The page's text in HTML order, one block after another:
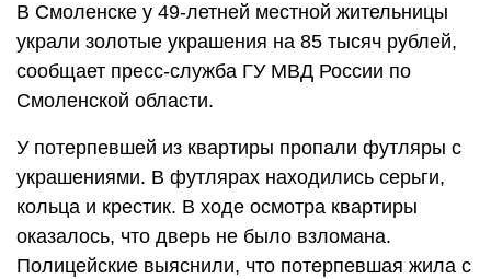
В Смоленске у 49-летней местной жительницы
украли золотые украшения на 85 тысяч рублей,
сообщает пресс-служба ГУ МВД России по
Смоленской области.
У потерпевшей из квартиры пропали футляры с
украшениями. В футлярах находились серьги,
кольца и крестик. В ходе осмотра квартиры
оказалось, что дверь не было взломана.
Полицейские выяснили, что потерпевшая жила с